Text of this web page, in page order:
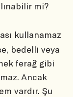
mi?
kullanamaz
bedelli veya
ferağ gibi
Ancak
vardır. Şu